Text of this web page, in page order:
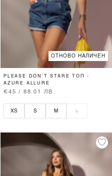
ОТНОВО НАЛИЧЕН
PLEASE DON’T STARE ТОП -
AZURE ALLURE
€45 / 88.01 ЛВ.
XS S M L